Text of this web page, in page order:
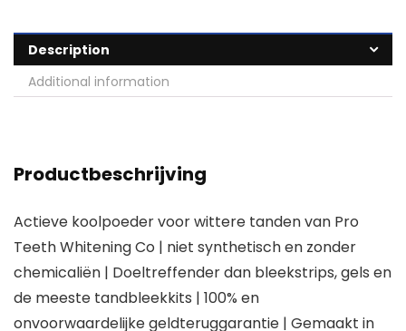
Description
Additional information
Productbeschrijving
Actieve koolpoeder voor wittere tanden van Pro
Teeth Whitening Co | niet synthetisch en zonder
chemicaliën | Doeltreffender dan bleekstrips, gels en
de meeste tandbleekkits | 100% en
onvoorwaardelijke geldteruggarantie | Gemaakt in